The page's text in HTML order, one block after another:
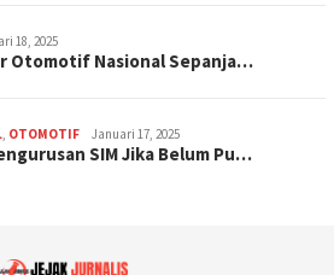
18, 2025
Otomotif Nasional Sepanja…
OTOMOTIF Januari 17, 2025
SIM Jika Belum Pu…